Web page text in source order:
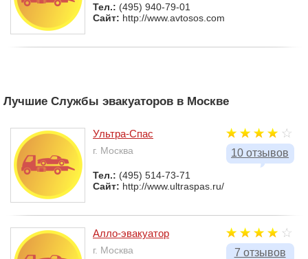
Тел.: (495) 940-79-01
Сайт: http://www.avtosos.com
Лучшие Службы эвакуаторов в Москве
10 отзывов
Ультра-Спас
г. Москва
Тел.: (495) 514-73-71
Сайт: http://www.ultraspas.ru/
7 отзывов
Алло-эвакуатор
г. Москва